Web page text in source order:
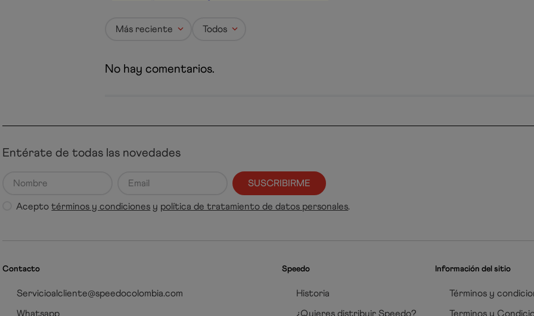
Más reciente Todos
No hay comentarios.
Entérate de todas las novedades
SUSCRIBIRME
Aceptotérminos y condiciones y política de tratamiento de datos personales.
Contacto
Servicioalcliente@speedocolombia.com
Whatsapp
Speedo
Historia
¿Quieres distribuir Speedo?
Información del sitio
Términos y
Terminos y